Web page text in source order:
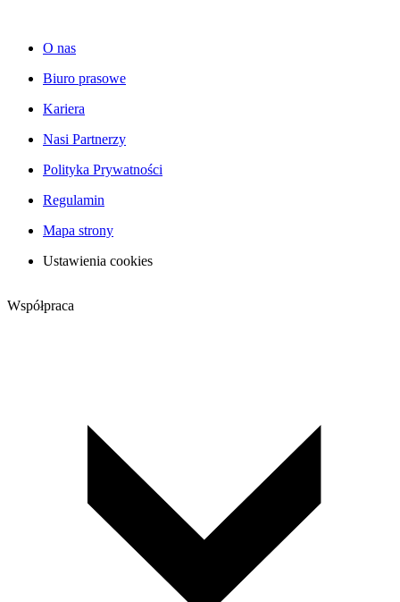
O nas
Biuro prasowe
Kariera
Nasi Partnerzy
Polityka Prywatności
Regulamin
Mapa strony
Ustawienia cookies
Współpraca